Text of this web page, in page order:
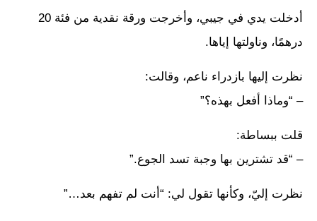
أدخلت يدي في جيبي، وأخرجت ورقة نقدية من فئة 20
درهمًا، وناولتها إياها.
نظرت إليها بازدراء ناعم، وقالت:
– “وماذا أفعل بهذه؟”
قلت ببساطة:
– “قد تشترين بها وجبة تسد الجوع.”
نظرت إليّ، وكأنها تقول لي: “أنت لم تفهم بعد…”